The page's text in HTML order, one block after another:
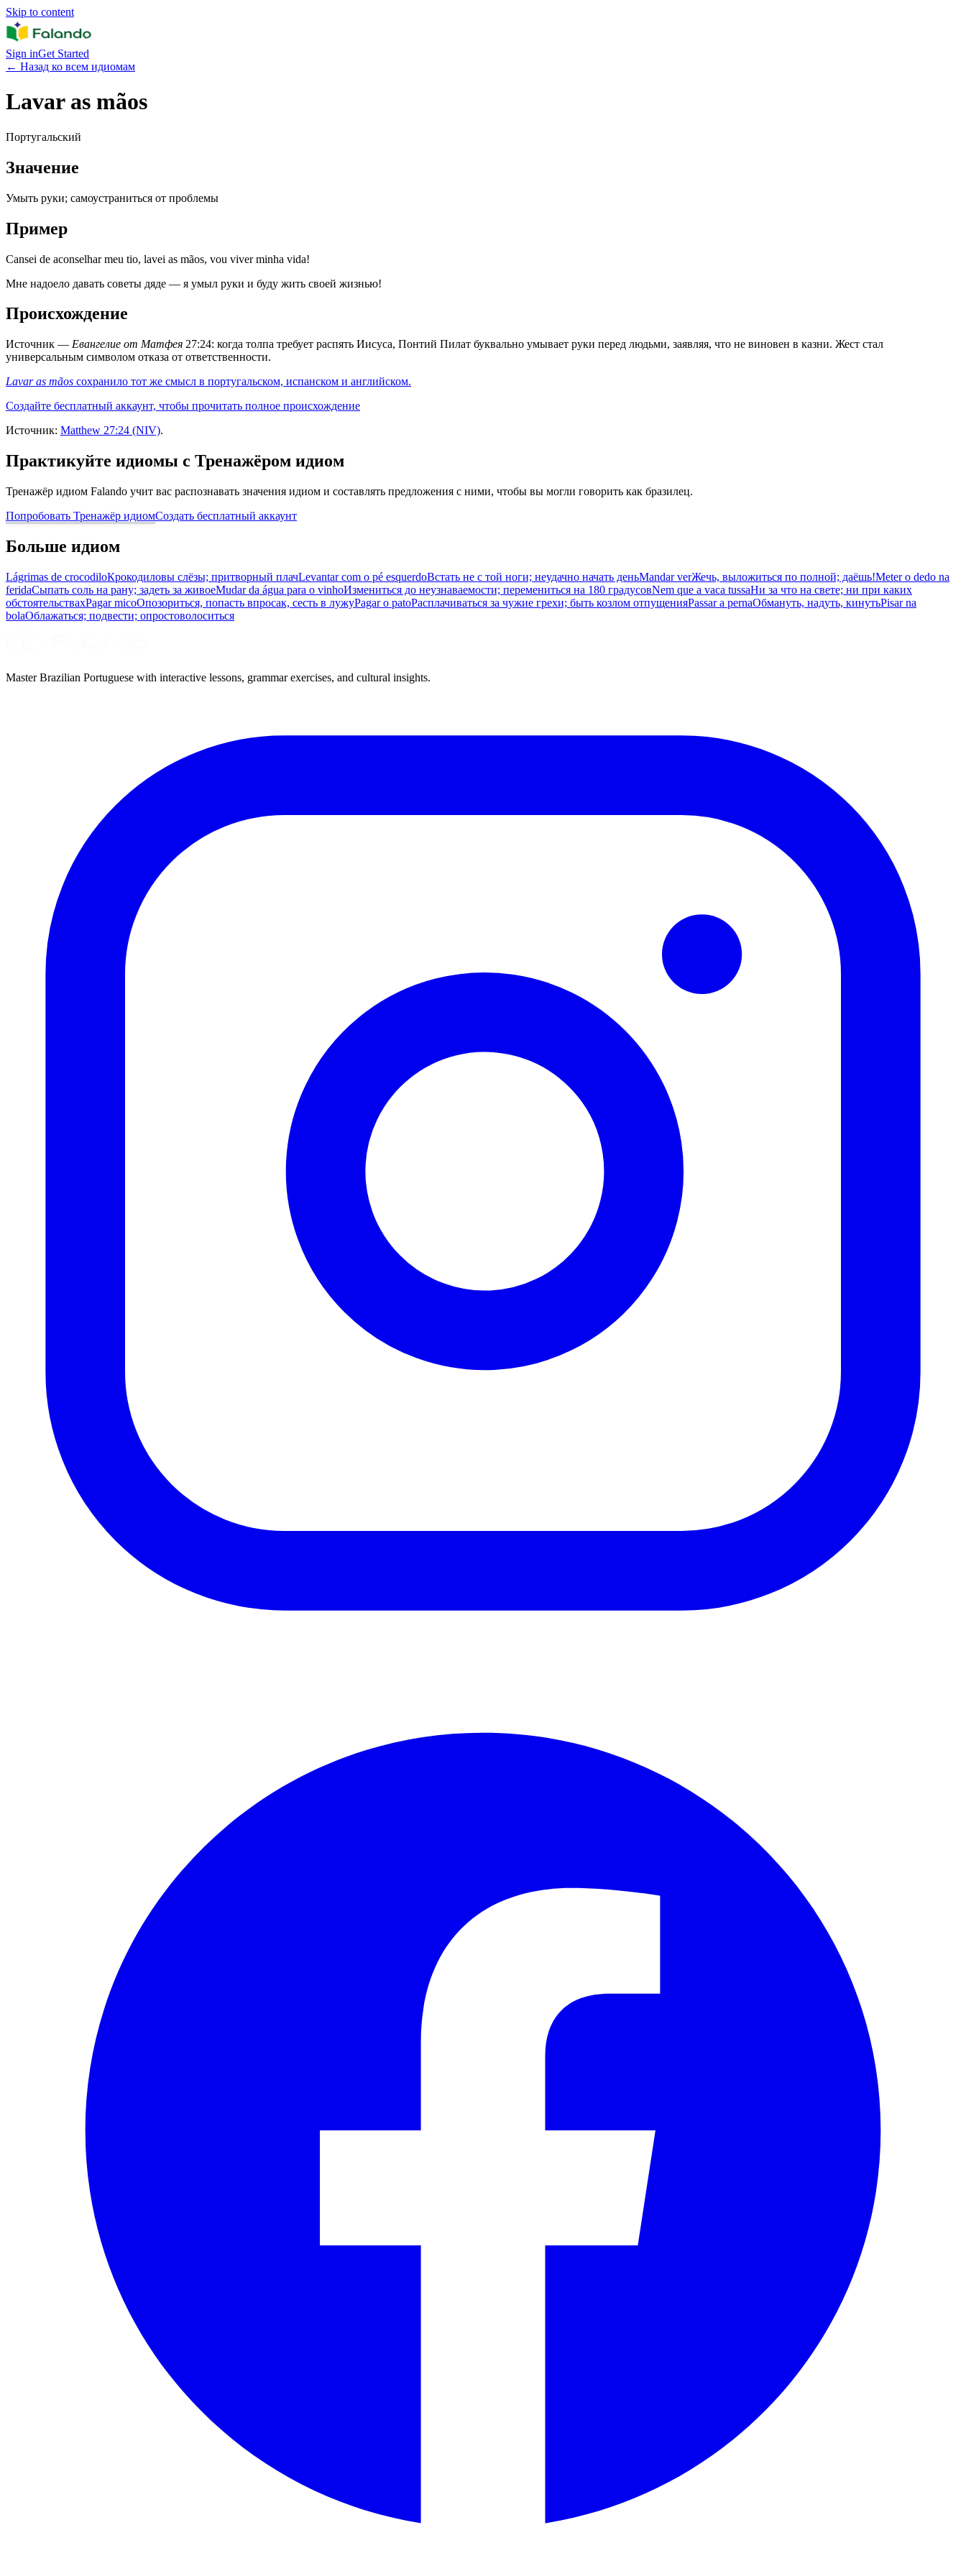
Skip to content
Sign inGet Started
← Назад ко всем идиомам
Lavar as mãos
Португальский
Значение
Умыть руки; самоустраниться от проблемы
Пример
Cansei de aconselhar meu tio, lavei as mãos, vou viver minha vida!
Мне надоело давать советы дяде — я умыл руки и буду жить своей жизнью!
Происхождение
Источник — Евангелие от Матфея 27:24: когда толпа требует распять Иисуса, Понтий Пилат буквально умывает руки перед людьми, заявляя, что не виновен в казни. Жест стал
универсальным символом отказа от ответственности.
Lavar as mãos сохранило тот же смысл в португальском, испанском и английском.
Создайте бесплатный аккаунт, чтобы прочитать полное происхождение
Источник: Matthew 27:24 (NIV).
Практикуйте идиомы с Тренажёром идиом
Тренажёр идиом Falando учит вас распознавать значения идиом и составлять предложения с ними, чтобы вы могли говорить как бразилец.
Попробовать Тренажёр идиомСоздать бесплатный аккаунт
Больше идиом
Lágrimas de crocodiloКрокодиловы слёзы; притворный плачLevantar com o pé esquerdoВстать не с той ноги; неудачно начать деньMandar verЖечь, выложиться по полной; даёшь!Meter o dedo na
feridaСыпать соль на рану; задеть за живоеMudar da água para o vinhoИзмениться до неузнаваемости; перемениться на 180 градусовNem que a vaca tussaНи за что на свете; ни при каких
обстоятельствахPagar micoОпозориться, попасть впросак, сесть в лужуPagar o patoРасплачиваться за чужие грехи; быть козлом отпущенияPassar a pernaОбмануть, надуть, кинутьPisar na
bolaОблажаться; подвести; опростоволоситься
Master Brazilian Portuguese with interactive lessons, grammar exercises, and cultural insights.